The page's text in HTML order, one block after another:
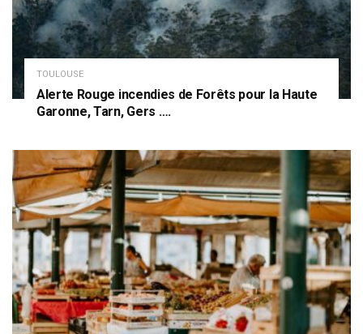
TOULOUSE
Alerte Rouge incendies de Forêts pour la Haute
Garonne, Tarn, Gers ….